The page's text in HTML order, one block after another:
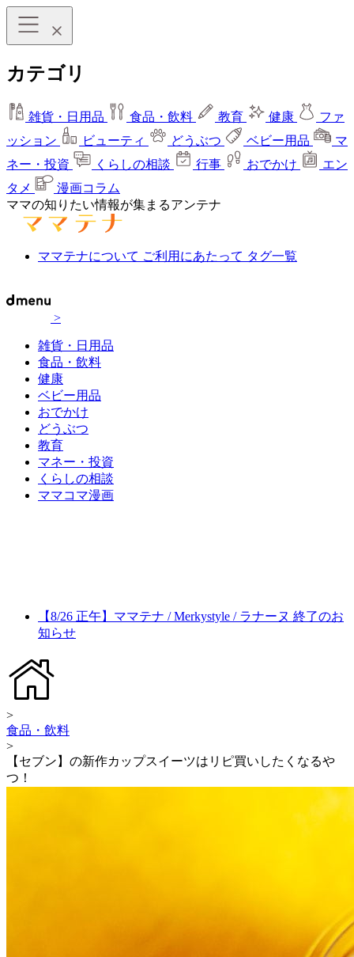
カテゴリ
雑貨・日用品 食品・飲料 教育 健康
ファ
ッション
ビューティ どうぶつ ベビー用品
マ
ネー・投資
くらしの相談 行事 おでかけ
エン
タメ
漫画コラム
ママの知りたい情報が集まるアンテナ
ママテナについて ご利用にあたって タグ一覧
>
雑貨・日用品
食品・飲料
健康
ベビー用品
おでかけ
どうぶつ
教育
マネー・投資
くらしの相談
ママコマ漫画
【8/26 正午】ママテナ / Merkystyle / ラナーヌ 終了のお
知らせ
>
食品・飲料
>
【セブン】の新作カップスイーツはリピ買いしたくなるや
つ！